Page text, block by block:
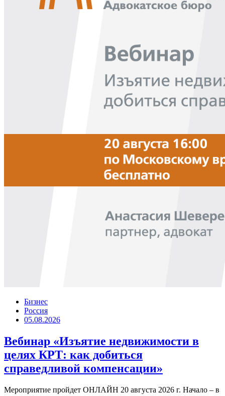
Бизнес
Россия
05.08.2026
Вебинар «Изъятие недвижимости в
целях КРТ: как добиться
справедливой компенсации»
Мероприятие пройдет ОНЛАЙН 20 августа 2026 г. Начало – в